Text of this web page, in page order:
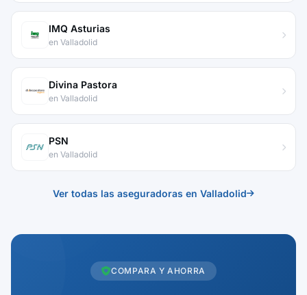
IMQ Asturias
en Valladolid
Divina Pastora
en Valladolid
PSN
en Valladolid
Ver todas las aseguradoras en Valladolid
COMPARA Y AHORRA